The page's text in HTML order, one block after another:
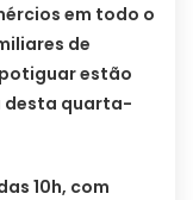
em todo o
de
estão
desta quarta-
10h, com